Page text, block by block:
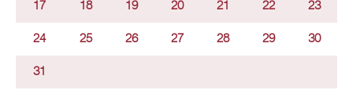
17 18 19 20 21 22 23
24 25 26 27 28 29 30
31